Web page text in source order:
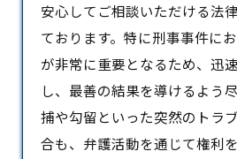
安心してご相談いただける法
ております。特に刑事事件に
が非常に重要となるため、迅
し、最善の結果を導けるよう
捕や勾留といった突然のトラ
合も、弁護活動を通じて権利